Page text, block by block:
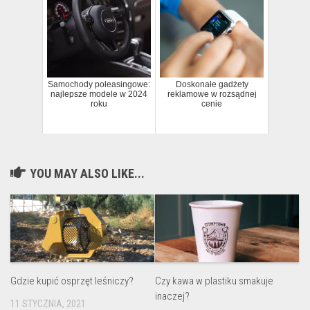
Samochody poleasingowe:
najlepsze modele w 2024
roku
Doskonałe gadżety
reklamowe w rozsądnej
cenie
YOU MAY ALSO LIKE...
Gdzie kupić osprzęt leśniczy?
11 STYCZNIA, 2021
Czy kawa w plastiku smakuje
inaczej?